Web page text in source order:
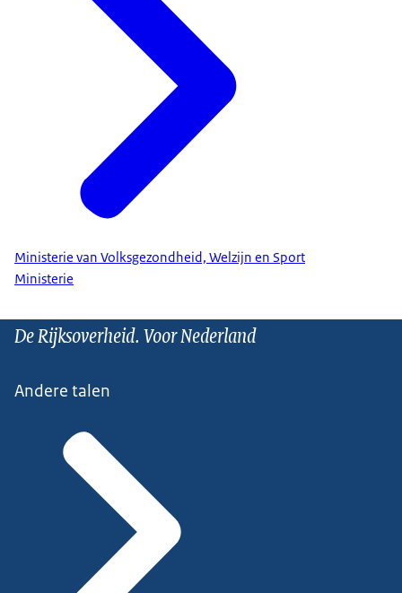
Ministerie van Volksgezondheid, Welzijn en Sport
Ministerie
De Rijksoverheid. Voor Nederland
Andere talen